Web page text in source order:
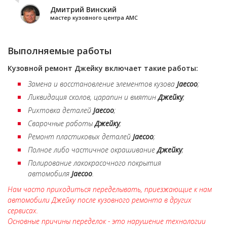
Дмитрий Винский
мастер кузовного центра АМС
Выполняемые работы
Кузовной ремонт Джейку включает такие работы:
Замена и восстановление элементов кузова Jaecoo;
Ликвидация сколов, царапин и вмятинДжейку;
Рихтовка деталей Jaecoo;
Сварочные работыДжейку;
Ремонт пластиковых деталей Jaecoo;
Полное либо частичное окрашиваниеДжейку;
Полирование лакокрасочного покрытия
автомобиля Jaecoo.
Нам часто приходиться переделывать, приезжающие к нам
автомобили Джейку после кузовного ремонта в других
сервисах.
Основные причины переделок - это нарушение технологии